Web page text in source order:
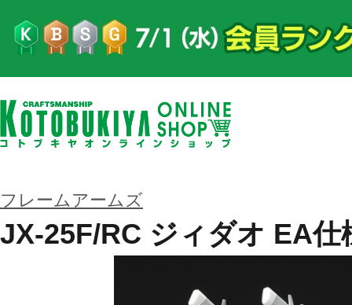
フレームアームズ
JX-25F/RC ジィダオ EA仕